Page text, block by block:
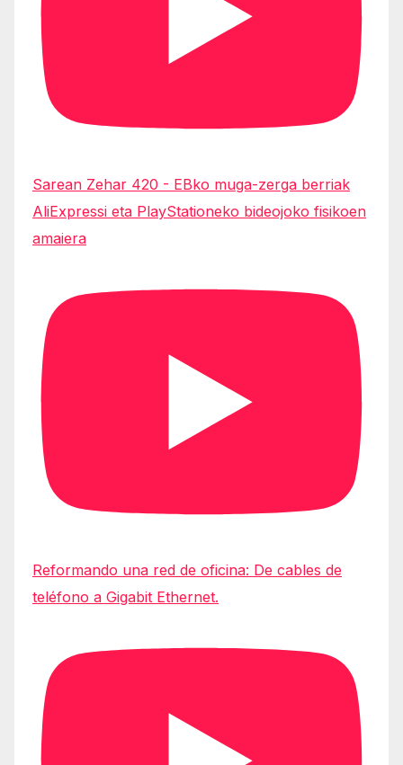
Sarean Zehar 420 - EBko muga-zerga berriak
AliExpressi eta PlayStationeko bideojoko fisikoen
amaiera
Reformando una red de oficina: De cables de
teléfono a Gigabit Ethernet.